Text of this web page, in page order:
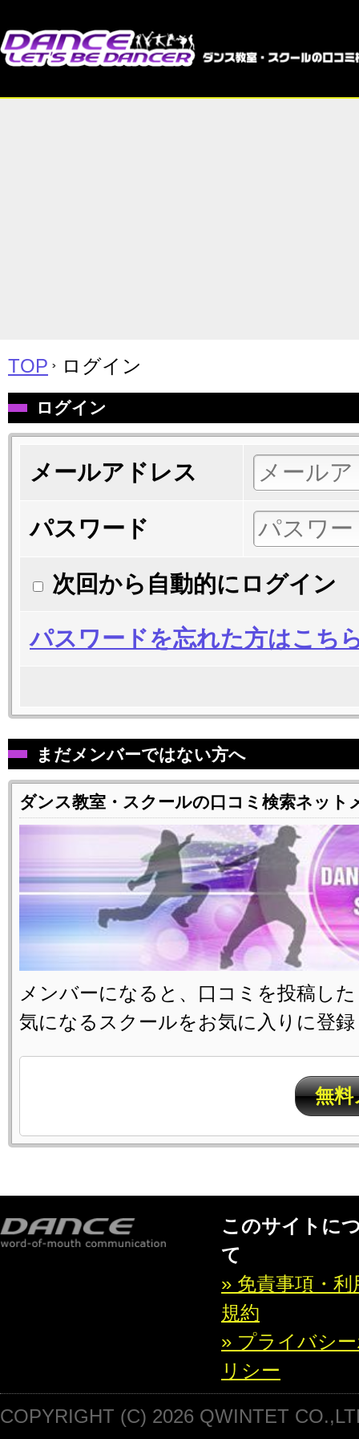
TOP ログイン
ログイン
メールアドレス
パスワード
次回から自動的にログイン
パスワードを忘れた方はこち
まだメンバーではない方へ
ダンス教室・スクールの口コミ検索ネット
メンバーになると、口コミを投稿し
気になるスクールをお気に入りに登
無料
このサイトに
て
» 免責事項・利
規約
» プライバシ
リシー
COPYRIGHT (C) 2026 QWINTET